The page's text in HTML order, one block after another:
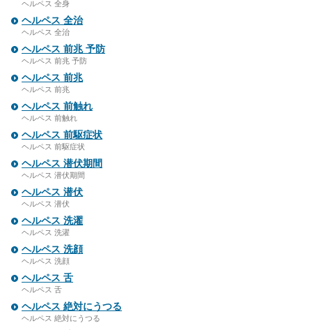
ヘルペス 全身
ヘルペス 全治
ヘルペス 全治
ヘルペス 前兆 予防
ヘルペス 前兆 予防
ヘルペス 前兆
ヘルペス 前兆
ヘルペス 前触れ
ヘルペス 前触れ
ヘルペス 前駆症状
ヘルペス 前駆症状
ヘルペス 潜伏期間
ヘルペス 潜伏期間
ヘルペス 潜伏
ヘルペス 潜伏
ヘルペス 洗濯
ヘルペス 洗濯
ヘルペス 洗顔
ヘルペス 洗顔
ヘルペス 舌
ヘルペス 舌
ヘルペス 絶対にうつる
ヘルペス 絶対にうつる